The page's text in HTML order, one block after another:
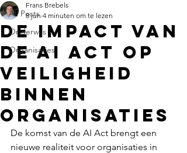
All Posts
Onderwijs
Organisaties
De impact van
de AI Act op
veiligheid
binnen
organisaties
Frans Brebels
8 jun 4 minuten om te lezen
De komst van de AI Act brengt een
nieuwe realiteit voor organisaties in